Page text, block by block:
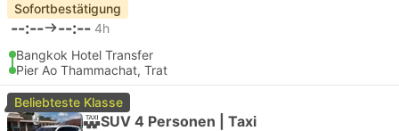
Sofortbestätigung
--:-- --:-- 4h
Bangkok Hotel Transfer
Pier Ao Thammachat, Trat
Beliebteste Klasse
SUV 4 Personen | Taxi